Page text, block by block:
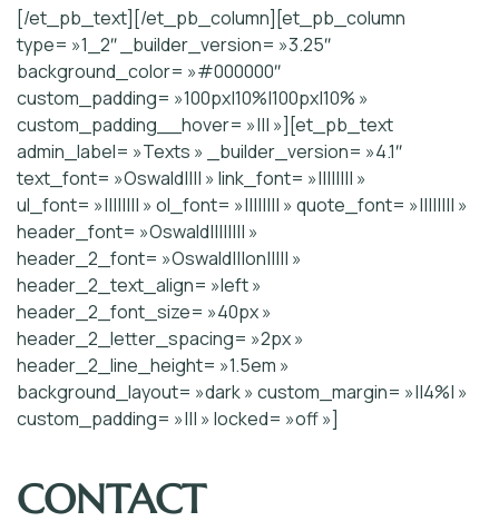
[/et_pb_text][/et_pb_column][et_pb_column
type= »1_2″ _builder_version= »3.25″
background_color= »#000000″
custom_padding= »100px|10%|100px|10% »
custom_padding__hover= »||| »][et_pb_text
admin_label= »Texts » _builder_version= »4.1″
text_font= »Oswald|||| » link_font= »|||||||| »
ul_font= »|||||||| » ol_font= »|||||||| » quote_font= »|||||||| »
header_font= »Oswald|||||||| »
header_2_font= »Oswald|||on||||| »
header_2_text_align= »left »
header_2_font_size= »40px »
header_2_letter_spacing= »2px »
header_2_line_height= »1.5em »
background_layout= »dark » custom_margin= »||4%| »
custom_padding= »||| » locked= »off »]
CONTACT